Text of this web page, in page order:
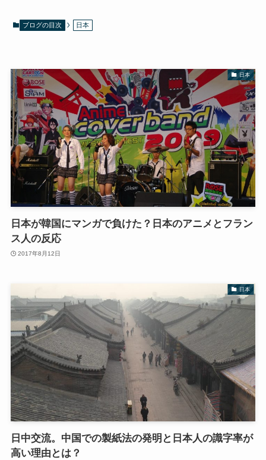
ブログの目次 日本
日本
日本が韓国にマンガで負けた？日本のアニメとフラン
ス人の反応
2017年8月12日
日本
日中交流。中国での製紙法の発明と日本人の識字率が
高い理由とは？